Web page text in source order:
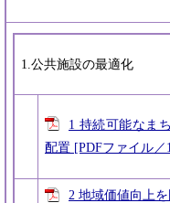
1.公共施設の最適化
1 持続可能なま
配置 [PDFファイル／
2 地域価値向上